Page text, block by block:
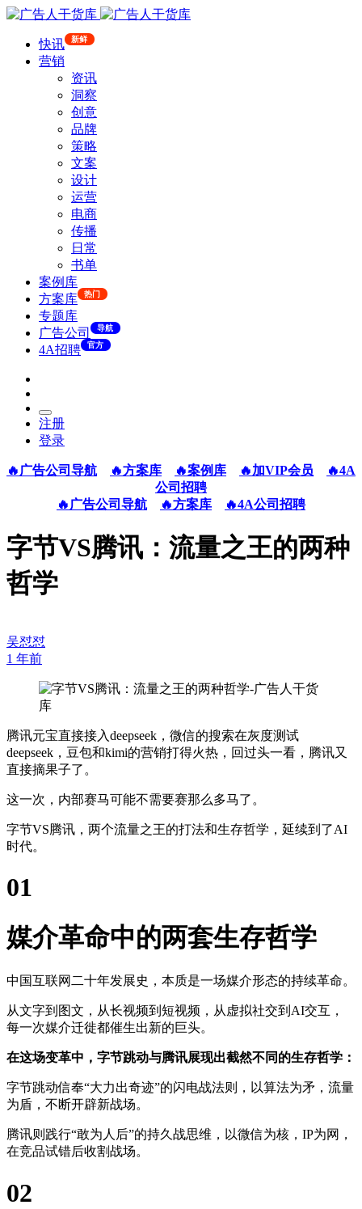
快讯 新鲜
营销
资讯
洞察
创意
品牌
策略
文案
设计
运营
电商
传播
日常
书单
案例库
方案库
热门
专题库
广告公司
导航
4A招聘 官方
注册
登录
🔥广告公司导航 🔥方案库 🔥案例库 🔥加VIP会员
🔥4A
公司招聘
🔥广告公司导航
🔥方案库 🔥4A公司招聘
字节VS腾讯：流量之王的两种
哲学
吴怼怼
1 年前
腾讯元宝直接接入deepseek，微信的搜索在灰度测试
deepseek，豆包和kimi的营销打得火热，回过头一看，腾讯又
直接摘果子了。‍‍‍‍‍‍‍‍‍‍‍‍‍‍‍‍‍‍‍‍‍‍‍‍‍‍‍‍
这一次，内部赛马可能不需要赛那么多马了。‍‍‍‍‍‍‍‍‍‍‍‍‍‍‍
字节VS腾讯，两个流量之王的打法和生存哲学，延续到了AI
时代。
01
媒介革命中的两套生存哲学
中国互联网二十年发展史，本质是一场媒介形态的持续革命。
从文字到图文，从长视频到短视频，从虚拟社交到AI交互，
每一次媒介迁徙都催生出新的巨头。
在这场变革中，字节跳动与腾讯展现出截然不同的生存哲学：
字节跳动信奉“大力出奇迹”的闪电战法则，以算法为矛，流量
为盾，不断开辟新战场。
腾讯则践行“敢为人后”的持久战思维，以微信为核，IP为网，
在竞品试错后收割战场。
02